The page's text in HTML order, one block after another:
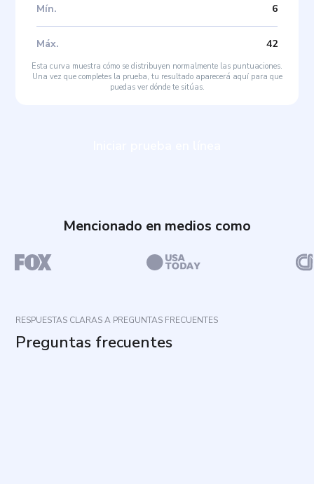
Mín. 6
Máx. 42
Esta curva muestra cómo se distribuyen normalmente las puntuaciones.
Una vez que completes la prueba, tu resultado aparecerá aquí para que
puedas ver dónde te sitúas.
Mencionado en medios como
RESPUESTAS CLARAS A PREGUNTAS FRECUENTES
Preguntas frecuentes